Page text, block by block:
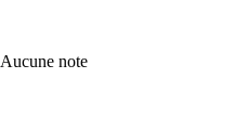
Aucune note